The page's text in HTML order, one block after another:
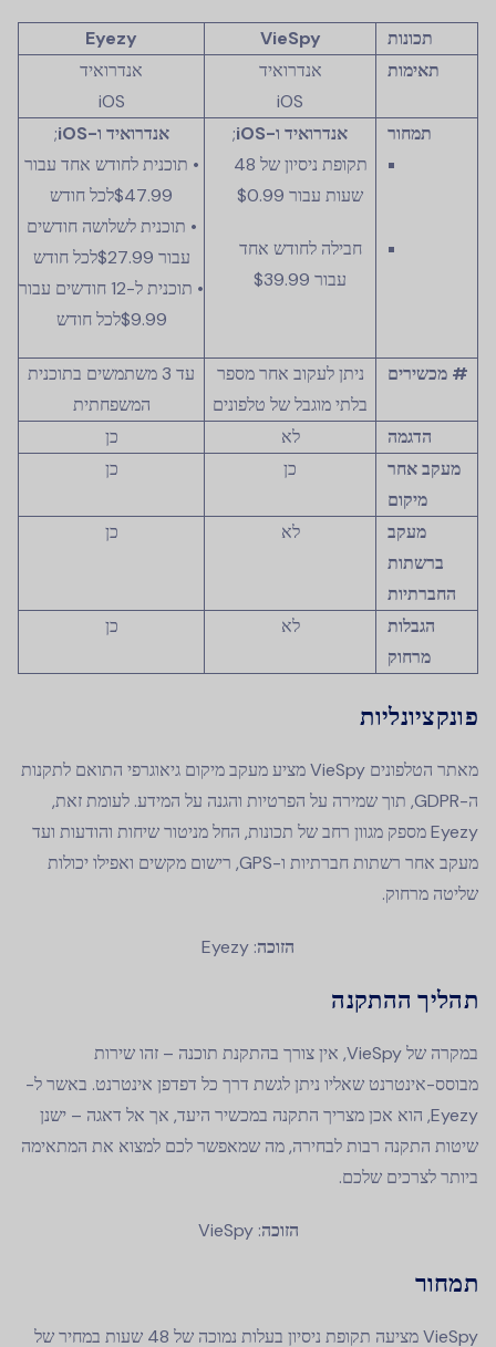
תכונות VieSpy
Eyezy
תאימות
אנדרואיד
iOS
אנדרואיד
iOS
תמחור
אנדרואיד ו-iOS
;
תקופת ניסיון של 48
שעות עבור $0.99
חבילה לחודש אחד
עבור $39.99
אנדרואיד ו-iOS
;
• תוכנית לחודש אחד עבור
$47.99לכל חודש
• תוכנית לשלושה חודשים
עבור $27.99לכל חודש
• תוכנית ל-12 חודשים עבור
$9.99לכל חודש
# מכשירים
ניתן לעקוב אחר מספר
בלתי מוגבל של טלפונים
עד 3 משתמשים בתוכנית
המשפחתית
הדגמה
לא
כן
מעקב אחר
מיקום
כן כן
מעקב
ברשתות
החברתיות
לא כן
הגבלות
מרחוק
לא כן
פונקציונליות
מאתר הטלפונים VieSpy מציע מעקב מיקום גיאוגרפי התואם לתקנות
ה-GDPR, תוך שמירה על הפרטיות והגנה על המידע. לעומת זאת,
Eyezy מספק מגוון רחב של תכונות, החל מניטור שיחות והודעות ועד
מעקב אחר רשתות חברתיות ו-GPS, רישום מקשים ואפילו יכולות
שליטה מרחוק.
הזוכה: Eyezy
תהליך ההתקנה
במקרה של VieSpy, אין צורך בהתקנת תוכנה – זהו שירות
מבוסס-אינטרנט שאליו ניתן לגשת דרך כל דפדפן אינטרנט. באשר ל-
Eyezy, הוא אכן מצריך התקנה במכשיר היעד, אך אל דאגה – ישנן
שיטות התקנה רבות לבחירה, מה שמאפשר לכם למצוא את המתאימה
ביותר לצרכים שלכם.
הזוכה: VieSpy
תמחור
VieSpy מציעה תקופת ניסיון בעלות נמוכה של 48 שעות במחיר של